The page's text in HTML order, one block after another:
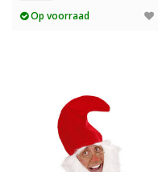
Op voorraad